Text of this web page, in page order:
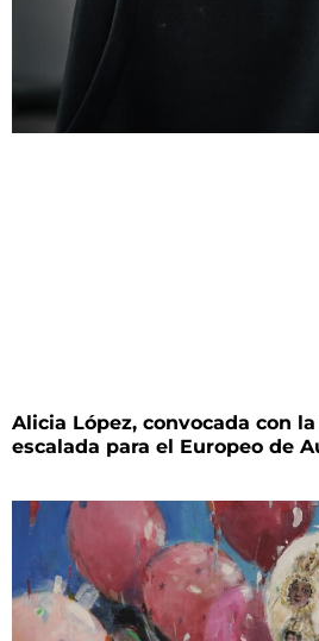
Alicia López, convocada con
escalada para el Europeo de